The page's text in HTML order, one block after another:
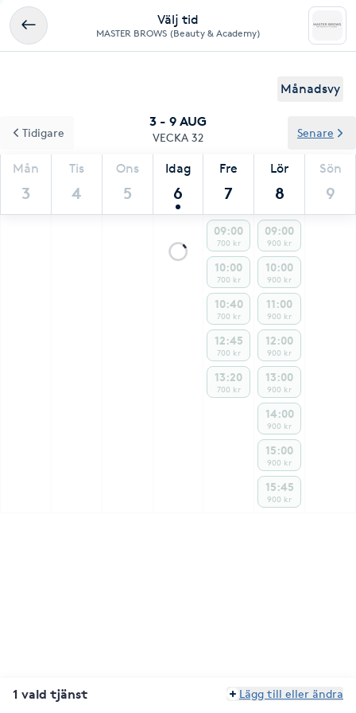
Välj tid
MASTER BROWS (Beauty & Academy)
Månadsvy
3 - 9 AUG
VECKA 32
Mån
3
Tis
4
Ons
5
Idag
6
Fre
7
Lör
8
Sön
9
Tidigare Senare
09:00
700 kr
10:00
700 kr
10:40
700 kr
12:45
700 kr
13:20
700 kr
09:00
900 kr
10:00
900 kr
11:00
900 kr
12:00
900 kr
13:00
900 kr
14:00
900 kr
15:00
900 kr
15:45
900 kr
1 vald tjänst Lägg till eller ändra